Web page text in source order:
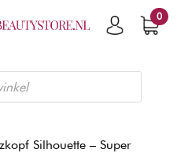
0
Silhouette – Super